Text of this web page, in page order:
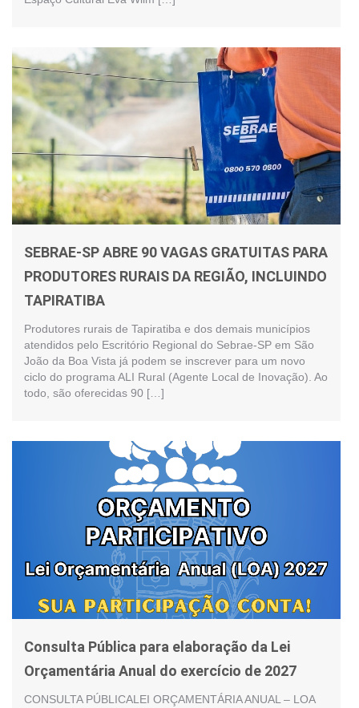
SEBRAE-SP ABRE 90 VAGAS GRATUITAS PARA
PRODUTORES RURAIS DA REGIÃO, INCLUINDO
TAPIRATIBA
Produtores rurais de Tapiratiba e dos demais municípios
atendidos pelo Escritório Regional do Sebrae-SP em São
João da Boa Vista já podem se inscrever para um novo
ciclo do programa ALI Rural (Agente Local de Inovação). Ao
todo, são oferecidas 90 […]
Consulta Pública para elaboração da Lei
Orçamentária Anual do exercício de 2027
CONSULTA PÚBLICALEI ORÇAMENTÁRIA ANUAL – LOA